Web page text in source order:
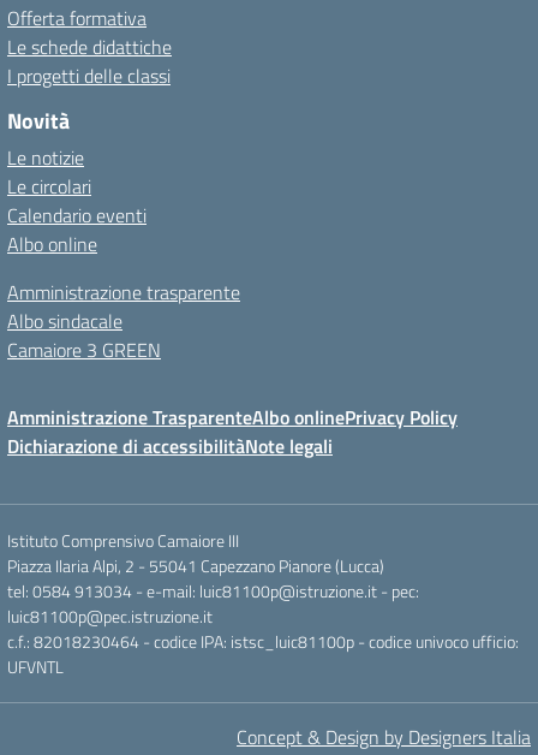
Offerta formativa
Le schede didattiche
I progetti delle classi
Novità
Le notizie
Le circolari
Calendario eventi
Albo online
Amministrazione trasparente
Albo sindacale
Camaiore 3 GREEN
Amministrazione TrasparenteAlbo onlinePrivacy Policy
Dichiarazione di accessibilitàNote legali
Istituto Comprensivo Camaiore III
Piazza Ilaria Alpi, 2 - 55041 Capezzano Pianore (Lucca)
tel: 0584 913034 - e-mail: luic81100p@istruzione.it - pec:
luic81100p@pec.istruzione.it
c.f.: 82018230464 - codice IPA: istsc_luic81100p - codice univoco ufficio:
UFVNTL
Concept & Design by Designers Italia